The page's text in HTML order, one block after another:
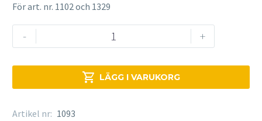
För art. nr. 1102 och 1329
-
mängd
+
 LÄGG I VARUKORG
Artikel nr: 1093